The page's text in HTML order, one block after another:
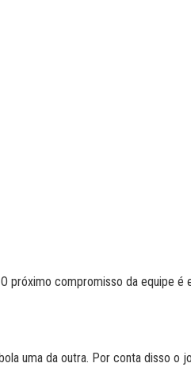
próximo compromisso da equipe é
uma da outra. Por conta disso o